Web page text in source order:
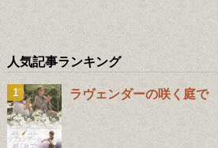
人気記事ランキング
ラヴェンダーの咲く庭で